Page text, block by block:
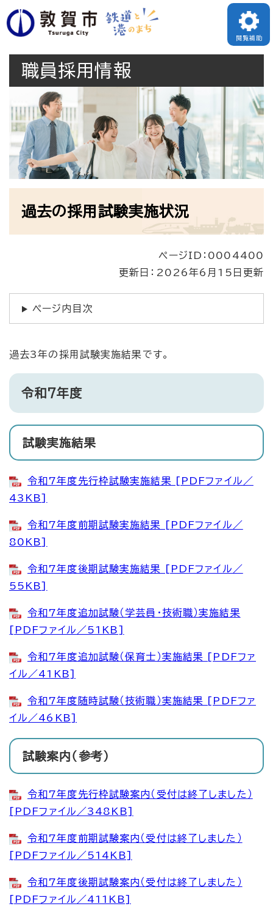
ペ
ー
先
頭
で
す
メニューを飛ばして本文へ
閲覧補助
職員採用情報
過去の採用試験実施状況
ページID：0004400
更新日：2026年6月15日更新
ページ内目次
過去3年の採用試験実施結果です。
令和7年度
試験実施結果
令和7年度先行枠試験実施結果 [PDFファイル／
43KB]
令和7年度前期試験実施結果 [PDFファイル／
80KB]
令和7年度後期試験実施結果 [PDFファイル／
55KB]
令和7年度追加試験（学芸員・技術職）実施結果
[PDFファイル／51KB]
令和7年度追加試験（保育士）実施結果 [PDFファ
イル／41KB]
令和7年度随時試験（技術職）実施結果 [PDFファ
イル／46KB]
試験案内（参考）
令和7年度先行枠試験案内（受付は終了しました）
[PDFファイル／348KB]
令和7年度前期試験案内（受付は終了しました）
[PDFファイル／514KB]
令和7年度後期試験案内（受付は終了しました）
[PDFファイル／411KB]